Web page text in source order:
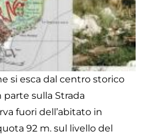
si esca dal centro storico
sulla Strada
fuori dell’abitato in
92 m. sul livello del